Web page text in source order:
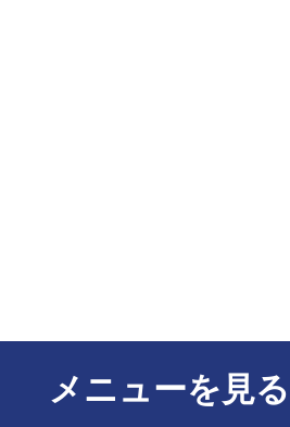
メニューを見る